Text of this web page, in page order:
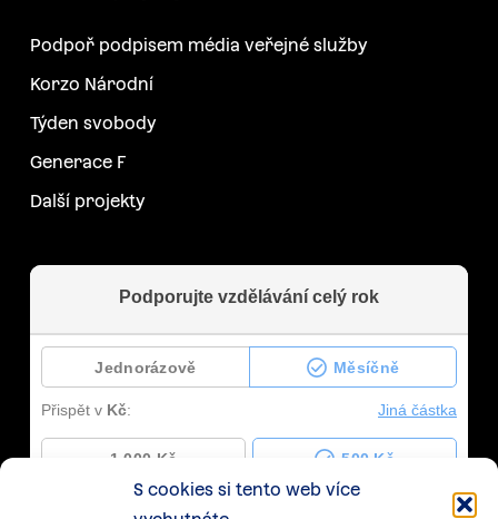
S cookies si tento web více
Podpoř podpisem média veřejné služby
Korzo Národní
Týden svobody
Generace F
Další projekty